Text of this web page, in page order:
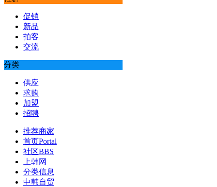
促销
新品
拍客
交流
分类
供应
求购
加盟
招聘
推荐商家
首页Portal
社区BBS
上韩网
分类信息
中韩自贸